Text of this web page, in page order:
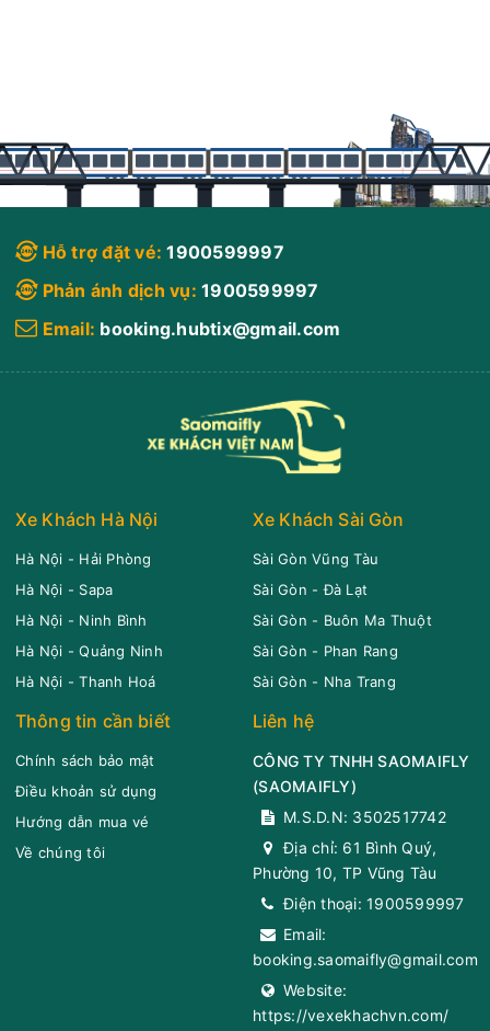
Hỗ trợ đặt vé: 1900599997
Phản ánh dịch vụ: 1900599997
Email: booking.hubtix@gmail.com
Xe Khách Hà Nội
Hà Nội - Hải Phòng
Hà Nội - Sapa
Hà Nội - Ninh Bình
Hà Nội - Quảng Ninh
Hà Nội - Thanh Hoá
Xe Khách Sài Gòn
Sài Gòn Vũng Tàu
Sài Gòn - Đà Lạt
Sài Gòn - Buôn Ma Thuột
Sài Gòn - Phan Rang
Sài Gòn - Nha Trang
Thông tin cần biết
Chính sách bảo mật
Điều khoản sử dụng
Hướng dẫn mua vé
Về chúng tôi
Liên hệ
CÔNG TY TNHH SAOMAIFLY
(SAOMAIFLY)
M.S.D.N: 3502517742
Địa chỉ: 61 Bình Quý,
Phường 10, TP Vũng Tàu
Điện thoại: 1900599997
Email:
booking.saomaifly@gmail.com
Website:
https://vexekhachvn.com/